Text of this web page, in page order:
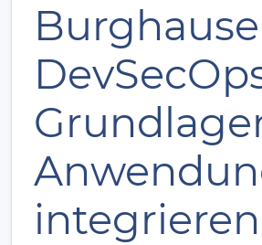
integrieren